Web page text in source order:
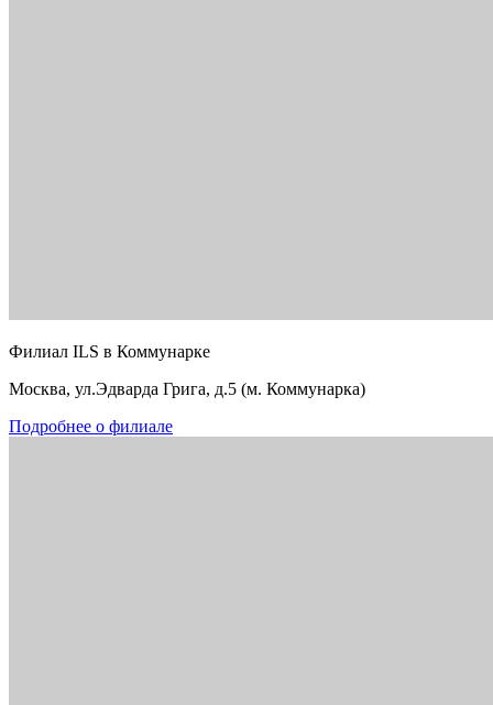
Филиал ILS в Коммунарке
Москва, ул.Эдварда Грига, д.5 (м. Коммунарка)
Подробнее о филиале